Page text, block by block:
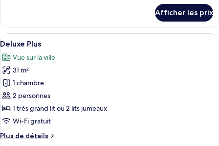
Suite
présidentielle
Afficher les prix
Afficher
toutes
les
photos
pour
ce
type
de
chambre :
Deluxe
Une chambre d’hôtel avec un grand
4
Deluxe Plus
Vue sur la ville
31 m²
1 chambre
2 personnes
1 très grand lit ou 2 lits jumeaux
Wi-Fi gratuit
Plus de détails
Plus